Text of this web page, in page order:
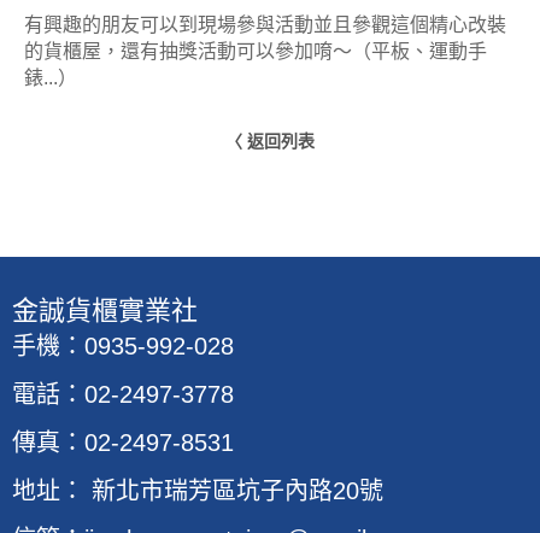
有興趣的朋友可以到現場參與活動並且參觀這個精心改裝
的貨櫃屋，還有抽獎活動可以參加唷～（平板、運動手
錶...）
〈 返回列表
​金誠貨櫃實業社
手機：0935-992-028
電話：02-2497-3778
傳真：02-2497-8531
地址 ：
新北市瑞芳區坑子內路20號